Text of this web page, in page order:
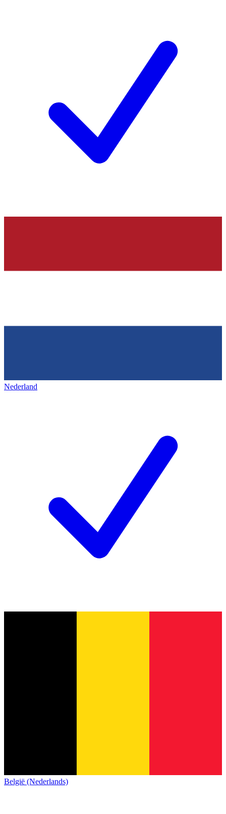
Nederland
België (Nederlands)